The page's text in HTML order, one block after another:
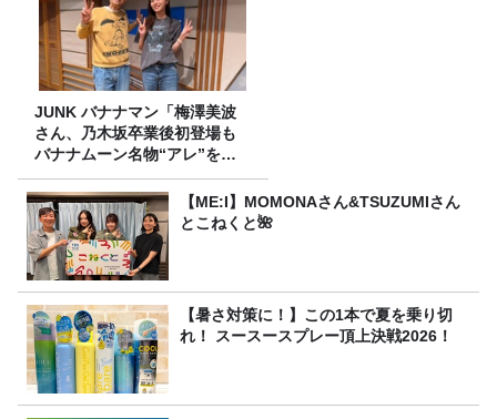
JUNK バナナマン「梅澤美波
さん、乃木坂卒業後初登場も
バナナムーン名物“アレ”を喰
らう」
【ME:I】MOMONAさん&TSUZUMIさん
とこねくと🌺
【暑さ対策に！】この1本で夏を乗り切
れ！ スースースプレー頂上決戦2026！